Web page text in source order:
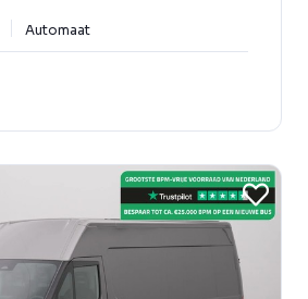
Automaat